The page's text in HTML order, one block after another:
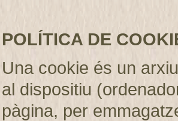
POLÍTICA DE
Una cookie és un
al dispositiu
pàgina, per